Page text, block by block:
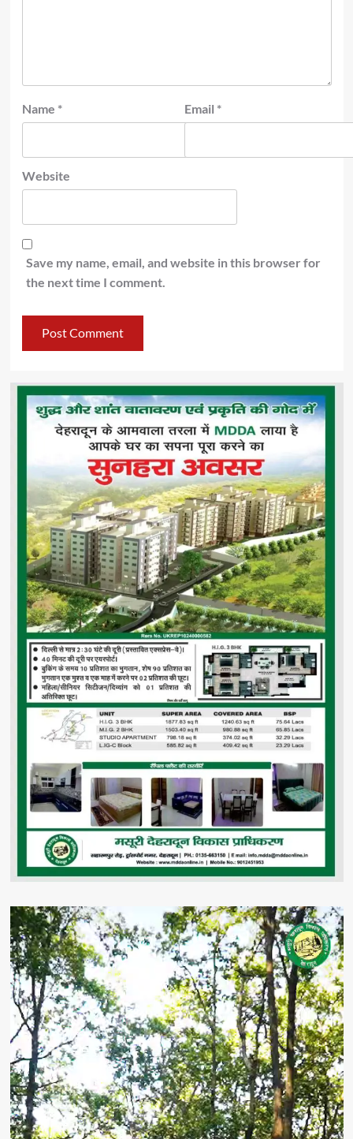
Name * Email *
Website
Save my name, email, and website in this browser for
the next time I comment.